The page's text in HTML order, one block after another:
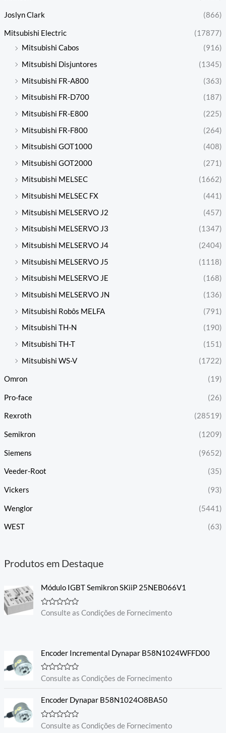
Joslyn Clark (866)
Mitsubishi Electric
(17877)
Mitsubishi Cabos
(916)
Mitsubishi Disjuntores
(1345)
Mitsubishi FR-A800
(363)
Mitsubishi FR-D700
(187)
Mitsubishi FR-E800
(225)
Mitsubishi FR-F800
(264)
Mitsubishi GOT1000
(408)
Mitsubishi GOT2000
(271)
Mitsubishi MELSEC
(1662)
Mitsubishi MELSEC FX
(441)
Mitsubishi MELSERVO J2
(457)
Mitsubishi MELSERVO J3
(1347)
Mitsubishi MELSERVO J4
(2404)
Mitsubishi MELSERVO J5
(1118)
Mitsubishi MELSERVO JE
(168)
Mitsubishi MELSERVO JN
(136)
Mitsubishi Robôs MELFA
(791)
Mitsubishi TH-N
(190)
Mitsubishi TH-T
(151)
Mitsubishi WS-V
(1722)
Omron (19)
Pro-face (26)
Rexroth (28519)
Semikron (1209)
Siemens (9652)
Veeder-Root (35)
Vickers (93)
Wenglor (5441)
WEST (63)
Produtos em Destaque
Módulo IGBT Semikron SKiiP 25NEB066V1
A
ç
o
0
d
5
Consulte as Condições de Fornecimento
Encoder Incremental Dynapar B58N1024WFFD00
A
l
a
ç
ã
Consulte as Condições de Fornecimento
Encoder Dynapar B58N1024O8BA50
A
Consulte as Condições de Fornecimento